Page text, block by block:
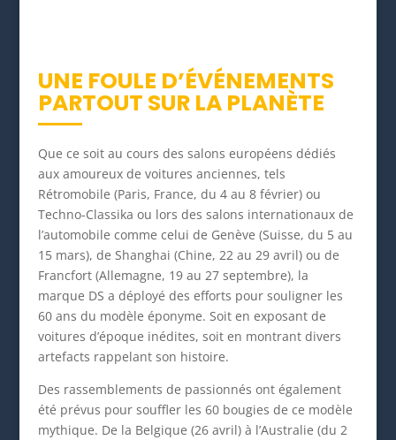
UNE FOULE D’ÉVÉNEMENTS
PARTOUT SUR LA PLANÈTE
Que ce soit au cours des salons européens dédiés
aux amoureux de voitures anciennes, tels
Rétromobile (Paris, France, du 4 au 8 février) ou
Techno-Classika ou lors des salons internationaux de
l’automobile comme celui de Genève (Suisse, du 5 au
15 mars), de Shanghai (Chine, 22 au 29 avril) ou de
Francfort (Allemagne, 19 au 27 septembre), la
marque DS a déployé des efforts pour souligner les
60 ans du modèle éponyme. Soit en exposant de
voitures d’époque inédites, soit en montrant divers
artefacts rappelant son histoire.
Des rassemblements de passionnés ont également
été prévus pour souffler les 60 bougies de ce modèle
mythique. De la Belgique (26 avril) à l’Australie (du 2